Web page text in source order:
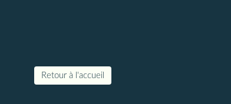
Retour à l'accueil